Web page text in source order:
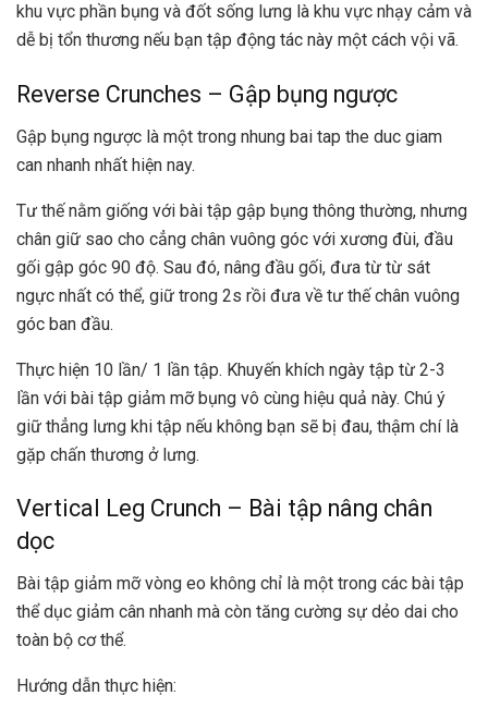
khu vực phần bụng và đốt sống lưng là khu vực nhạy cảm và
dễ bị tổn thương nếu bạn tập động tác này một cách vội vã.
Reverse Crunches – Gập bụng ngược
Gập bụng ngược là một trong nhung bai tap the duc giam
can nhanh nhất hiện nay.
Tư thế nằm giống với bài tập gập bụng thông thường, nhưng
chân giữ sao cho cẳng chân vuông góc với xương đùi, đầu
gối gập góc 90 độ. Sau đó, nâng đầu gối, đưa từ từ sát
ngực nhất có thể, giữ trong 2s rồi đưa về tư thế chân vuông
góc ban đầu.
Thực hiện 10 lần/ 1 lần tập. Khuyến khích ngày tập từ 2-3
lần với bài tập giảm mỡ bụng vô cùng hiệu quả này. Chú ý
giữ thẳng lưng khi tập nếu không bạn sẽ bị đau, thậm chí là
gặp chấn thương ở lưng.
Vertical Leg Crunch – Bài tập nâng chân
dọc
Bài tập giảm mỡ vòng eo không chỉ là một trong các bài tập
thể dục giảm cân nhanh mà còn tăng cường sự dẻo dai cho
toàn bộ cơ thể.
Hướng dẫn thực hiện: